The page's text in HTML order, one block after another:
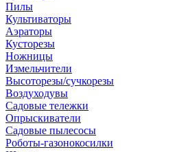
Пилы
Культиваторы
Аэраторы
Кусторезы
Ножницы
Измельчители
Высоторезы/сучкорезы
Воздуходувы
Садовые тележки
Опрыскиватели
Садовые пылесосы
Роботы-газонокосилки